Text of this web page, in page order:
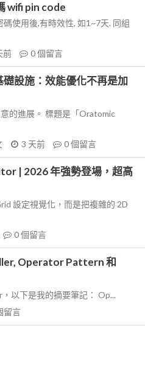
wifi pin code
使用後,有時效性, 如1~7天. 同組
前 0個留言
設施：效能優化不再是加
的進展。 標題是「Oratomic
3 天前 0個留言
| 2026 年強勢登場，超高
設定視覺化，而是把複雜的 2D
0個留言
Operator Pattern 和
以下是我的摘要筆記： Op...
留言